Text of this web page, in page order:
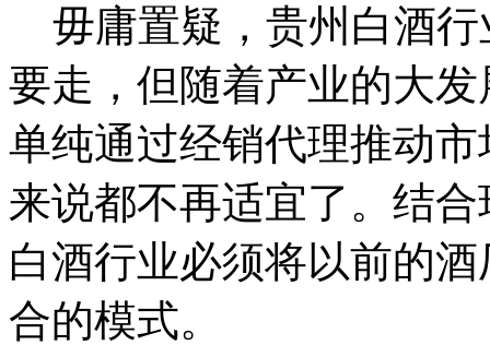
毋庸置疑，贵州白酒行
要走，但随着产业的大
单纯通过经销代理推动
来说都不再适宜了。结
白酒行业必须将以前的
合的模式。